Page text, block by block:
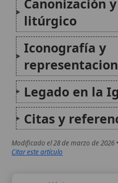
durante la persecución.
antigua lo presenta
autoridades imperiales y
Autor:Comité
Artículo
editorial de
del artículo están
usando fuentes
patrísticos, de
teológicos,
de concilios,
magisteriales y
la Iglesia.